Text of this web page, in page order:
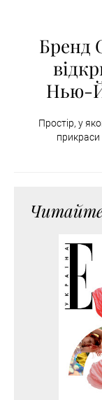
Бренд
Нью-
Простір, у
прикраси
Читайте